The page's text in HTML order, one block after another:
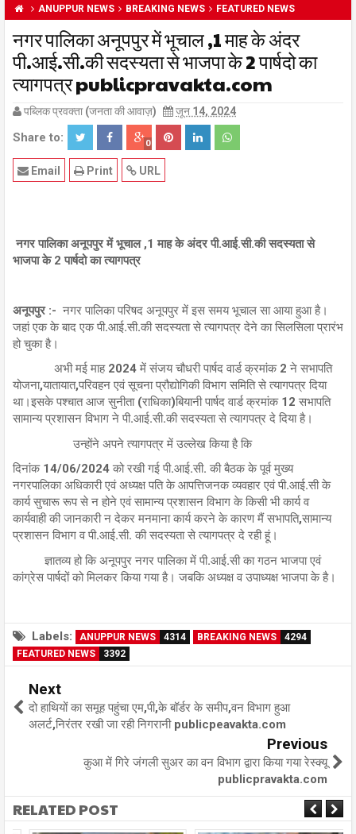
ANUPPUR NEWS BREAKING NEWS FEATURED NEWS
नगर पालिका अनूपपुर में भूचाल ,1 माह के अंदर
पी.आई.सी.की सदस्यता से भाजपा के 2 पार्षदो का
त्यागपत्र publicpravakta.com
पब्लिक प्रवक्ता (जनता की आवाज़) जून 14, 2024
Share to: 0
URL
Print
Email
नगर पालिका अनूपपुर में भूचाल ,1 माह के अंदर पी.आई.सी.की सदस्यता से
भाजपा के 2 पार्षदो का त्यागपत्र
अनूपपुर :- नगर पालिका परिषद अनूपपुर में इस समय भूचाल सा आया हुआ है।
जहां एक के बाद एक पी.आई.सी.की सदस्यता से त्यागपत्र देने का सिलसिला प्रारंभ
हो चुका है।
अभी मई माह 2024 में संजय चौधरी पार्षद वार्ड क्रमांक 2 ने सभापति
योजना,यातायात,परिवहन एवं सूचना प्रौद्योगिकी विभाग समिति से त्यागपत्र दिया
था।इसके पश्चात आज सुनीता (राधिका)बियानी पार्षद वार्ड क्रमांक 12 सभापति
सामान्य प्रशासन विभाग ने पी.आई.सी.की सदस्यता से त्यागपत्र दे दिया है।
उन्होंने अपने त्यागपत्र में उल्लेख किया है कि
दिनांक 14/06/2024 को रखी गई पी.आई.सी. की बैठक के पूर्व मुख्य
नगरपालिका अधिकारी एवं अध्यक्ष पति के आपत्तिजनक व्यवहार एवं पी.आई.सी के
कार्य सुचारू रूप से न होने एवं सामान्य प्रशासन विभाग के किसी भी कार्य व
कार्यवाही की जानकारी न देकर मनमाना कार्य करने के कारण मैं सभापति,सामान्य
प्रशासन विभाग व पी.आई.सी. की सदस्यता से त्यागपत्र दे रही हूं।
ज्ञातव्य हो कि अनूपपुर नगर पालिका में पी.आई.सी का गठन भाजपा एवं
कांग्रेस पार्षदों को मिलकर किया गया है। जबकि अध्यक्ष व उपाध्यक्ष भाजपा के है।
Labels: ANUPPUR NEWS 4314 BREAKING NEWS
4294
FEATURED NEWS
3392
Next
दो हाथियों का समूह पहुंचा एम,पी,के बॉर्डर के समीप,वन विभाग हुआ
अलर्ट,निरंतर रखी जा रही निगरानी publicpeavakta.com
Previous
कुआ में गिरे जंगली सुअर का वन विभाग द्वारा किया गया रेस्क्यू
publicpravakta.com
RELATED POST